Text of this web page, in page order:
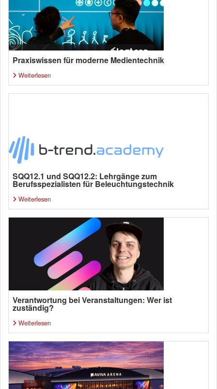
Praxiswissen für moderne Medientechnik
Weiterlesen
SQQ12.1 und SQQ12.2: Lehrgänge zum
Berufsspezialisten für Beleuchtungstechnik
Weiterlesen
Verantwortung bei Veranstaltungen: Wer ist
zuständig?
Weiterlesen